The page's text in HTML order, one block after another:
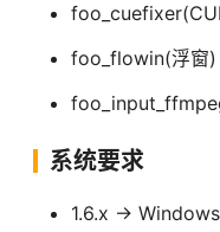
foo_flowin(浮窗)
系统要求
1.6.x ->